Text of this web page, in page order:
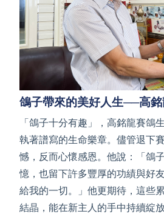
鴿子帶來的美好人生──高
「鴿子十分有趣」，高銘龍賽鴿
執著譜寫的生命樂章。儘管退下
憾，反而心懷感恩。他說：「鴿
憶，也留下許多豐厚的功績與好
給我的一切。」他更期待，這些
結晶，能在新主人的手中持續綻